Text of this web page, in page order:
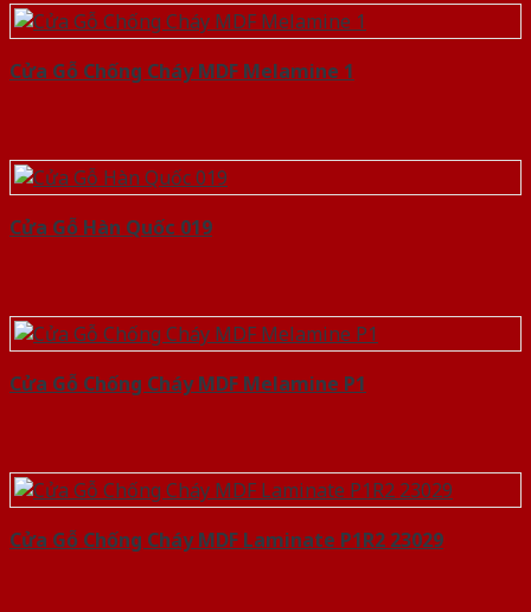
Cửa Gỗ Chống Cháy MDF Melamine 1
Cửa Gỗ Hàn Quốc 019
Cửa Gỗ Chống Cháy MDF Melamine P1
Cửa Gỗ Chống Cháy MDF Laminate P1R2 23029